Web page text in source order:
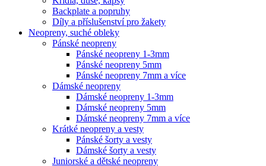
Backplate a popruhy
Díly a příslušenství pro žakety
Neopreny, suché obleky
Pánské neopreny
Pánské neopreny 1-3mm
Pánské neopreny 5mm
Pánské neopreny 7mm a více
Dámské neopreny
Dámské neopreny 1-3mm
Dámské neopreny 5mm
Dámské neopreny 7mm a více
Krátké neopreny a vesty
Pánské šorty a vesty
Dámské šorty a vesty
Juniorské a dětské neopreny